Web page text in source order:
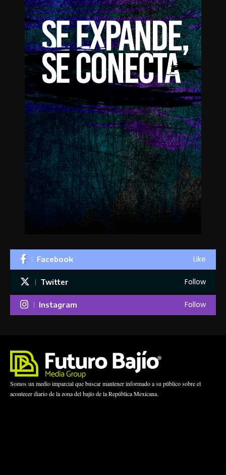
Facebook Like
Twitter Follow
Instagram Follow
Somos un medio imparcial que buscar mantener informado a su público sobre el
acontecer diario de la zona del bajío de la República Mexicana.